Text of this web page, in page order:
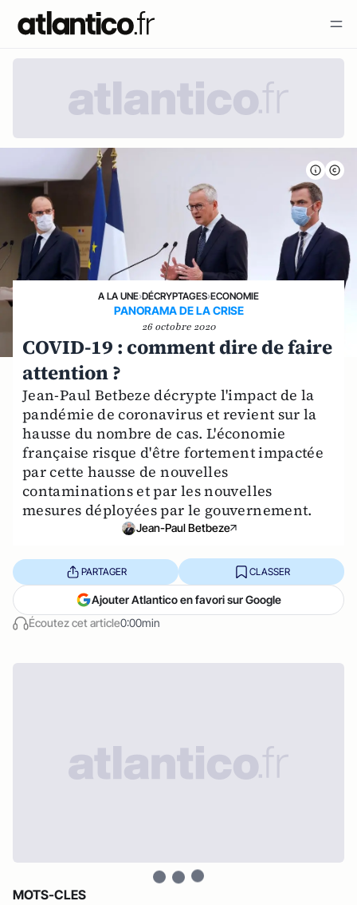
A LA UNE›DÉCRYPTAGES›ECONOMIE
PANORAMA DE LA CRISE
26 octobre 2020
COVID-19 : comment dire de faire
attention ?
Jean-Paul Betbeze décrypte l'impact de la
pandémie de coronavirus et revient sur la
hausse du nombre de cas. L'économie
française risque d'être fortement impactée
par cette hausse de nouvelles
contaminations et par les nouvelles
mesures déployées par le gouvernement.
Jean-Paul Betbeze
Écoutez cet article0:00min
PARTAGER CLASSER
Ajouter Atlantico en favori sur Google
MOTS-CLES